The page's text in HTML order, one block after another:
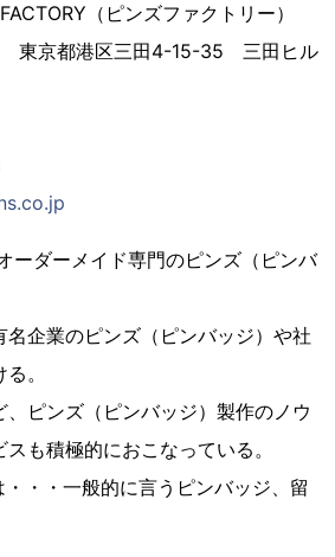
（ピンズファクトリー）
東京都港区三田4-15-35 三田ヒル
ーダーメイド専門のピンズ（ピンバ
企業のピンズ（ピンバッジ）や社
。
、ピンズ（ピンバッジ）製作のノウ
も積極的におこなっている。
・・一般的に言うピンバッジ、留